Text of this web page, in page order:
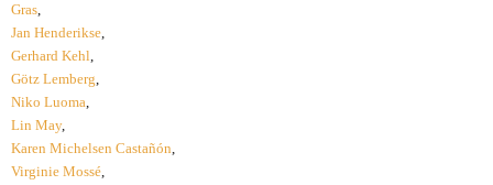
Gras,
Jan Henderikse,
Gerhard Kehl,
Götz Lemberg,
Niko Luoma,
Lin May,
Karen Michelsen Castañón,
Virginie Mossé,